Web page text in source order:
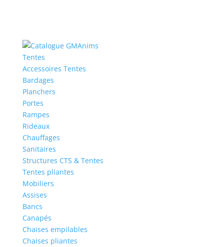
Tentes
Accessoires Tentes
Bardages
Planchers
Portes
Rampes
Rideaux
Chauffages
Sanitaires
Structures CTS & Tentes
Tentes pliantes
Mobiliers
Assises
Bancs
Canapés
Chaises empilables
Chaises pliantes